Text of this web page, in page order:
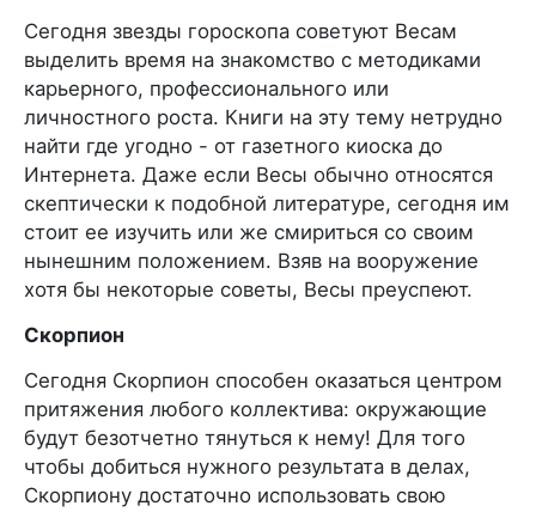
Сегодня звезды гороскопа советуют Весам
выделить время на знакомство с методиками
карьерного, профессионального или
личностного роста. Книги на эту тему нетрудно
найти где угодно - от газетного киоска до
Интернета. Даже если Весы обычно относятся
скептически к подобной литературе, сегодня им
стоит ее изучить или же смириться со своим
нынешним положением. Взяв на вооружение
хотя бы некоторые советы, Весы преуспеют.
Скорпион
Сегодня Скорпион способен оказаться центром
притяжения любого коллектива: окружающие
будут безотчетно тянуться к нему! Для того
чтобы добиться нужного результата в делах,
Скорпиону достаточно использовать свою